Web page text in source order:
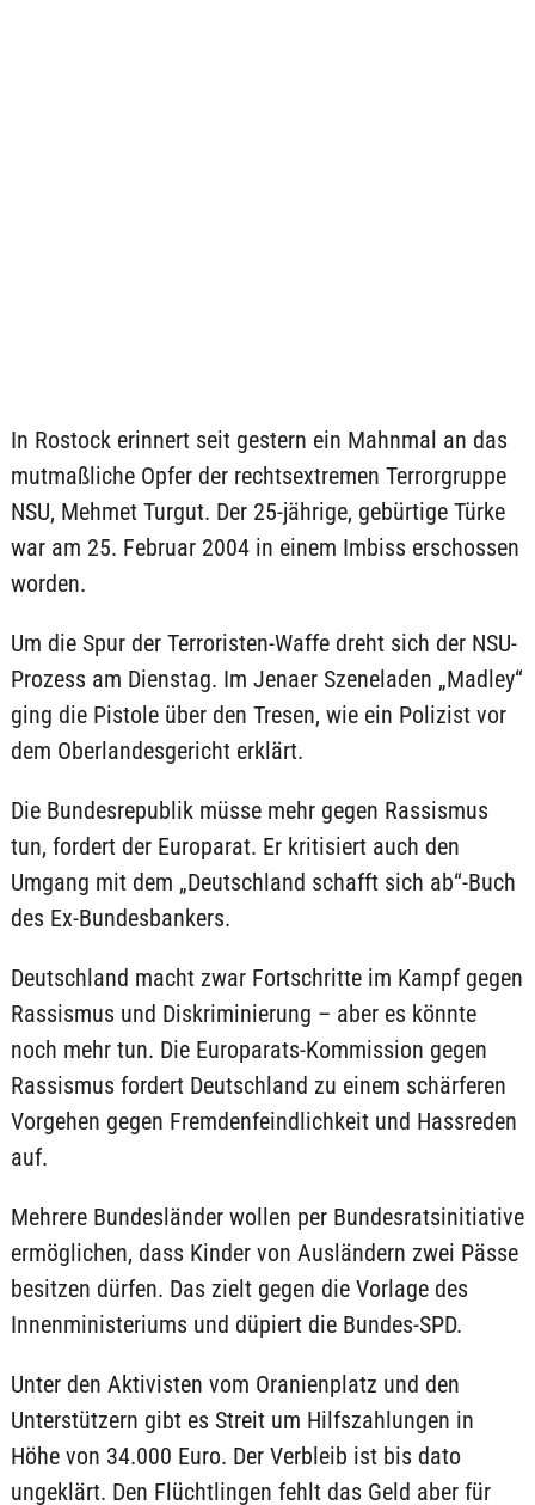
In Rostock erinnert seit gestern ein Mahnmal an das
mutmaßliche Opfer der rechtsextremen Terrorgruppe
NSU, Mehmet Turgut. Der 25-jährige, gebürtige Türke
war am 25. Februar 2004 in einem Imbiss erschossen
worden.
Um die Spur der Terroristen-Waffe dreht sich der NSU-
Prozess am Dienstag. Im Jenaer Szeneladen „Madley“
ging die Pistole über den Tresen, wie ein Polizist vor
dem Oberlandesgericht erklärt.
Die Bundesrepublik müsse mehr gegen Rassismus
tun, fordert der Europarat. Er kritisiert auch den
Umgang mit dem „Deutschland schafft sich ab“-Buch
des Ex-Bundesbankers.
Deutschland macht zwar Fortschritte im Kampf gegen
Rassismus und Diskriminierung – aber es könnte
noch mehr tun. Die Europarats-Kommission gegen
Rassismus fordert Deutschland zu einem schärferen
Vorgehen gegen Fremdenfeindlichkeit und Hassreden
auf.
Mehrere Bundesländer wollen per Bundesratsinitiative
ermöglichen, dass Kinder von Ausländern zwei Pässe
besitzen dürfen. Das zielt gegen die Vorlage des
Innenministeriums und düpiert die Bundes-SPD.
Unter den Aktivisten vom Oranienplatz und den
Unterstützern gibt es Streit um Hilfszahlungen in
Höhe von 34.000 Euro. Der Verbleib ist bis dato
ungeklärt. Den Flüchtlingen fehlt das Geld aber für